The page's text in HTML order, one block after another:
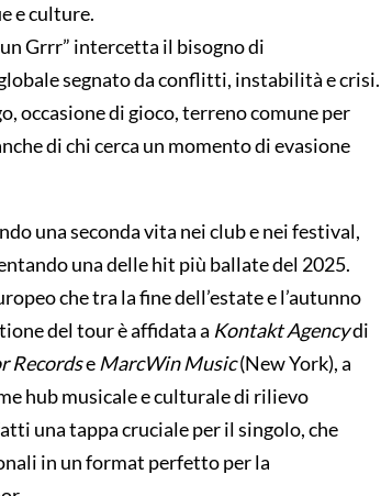
e culture.
Grrr” intercetta il bisogno di
segnato da conflitti, instabilità e crisi.
occasione di gioco, terreno comune per
di chi cerca un momento di evasione
una seconda vita nei club e nei festival,
una delle hit più ballate del 2025.
che tra la fine dell’estate e l’autunno
del tour è affidata a Kontakt Agencydi
Recordse MarcWin Music(New York), a
hub musicale e culturale di rilievo
una tappa cruciale per il singolo, che
in un format perfetto per la